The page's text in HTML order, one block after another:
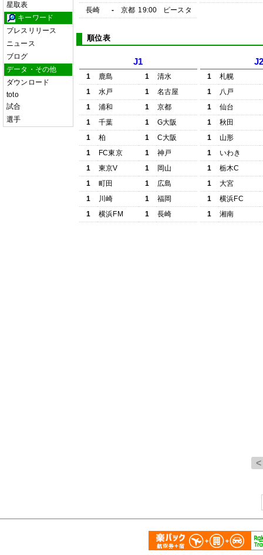
星取表
キーワード
プレスリリース
ニュース
ブログ
データ・その他
ダウンロード
toto
試合
選手
長崎
- 京都 19:00 ピースタ
順位表
J1
1 鹿島 1
清水
1
水戸 1
名古屋
1
浦和 1
京都
1
千葉 1
G大阪
1
柏 1
C大阪
1
FC東京 1
神戸
1
東京V 1
岡山
1
町田 1
広島
1
川崎 1
福岡
1
横浜FM 1 長崎
1
札幌
1
八戸
1
仙台
1
秋田
1
山形
1
いわき
1
栃木C
1
大宮
1
横浜FC
1
湘南